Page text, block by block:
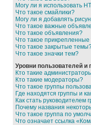
Могу ли я использовать
Что такое смайлики?
Могу ли я добавлять
Что такое важные
Что такое объявления?
Что такое
Что такое закрытые
Что такое значки тем?
Уровни пользователей и
Кто такие
Кто такие модераторы?
Что такое группы
Где находятся группы и
Как стать руководителем
Почему названия
Что такое группа по
Что означает ссылка